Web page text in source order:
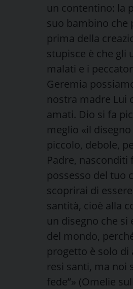
un contentino: la
suo bambino che
prima della
stupisce è che gli
malati e i
Geremia
nostra madre Lui
amati. Dio si fa
meglio «il
piccolo, debole,
Padre, nasconditi
possesso del tuo
scoprirai di
santità, cioè alla
un disegno che
del mondo,
progetto è solo di
resi santi, ma noi
fede”» (Omelie